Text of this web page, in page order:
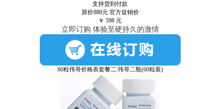
支持货到付款
原价880元 官方促销价
￥ 598 元
立即订购 体验至硬持久的激情
60粒伟哥价格表套餐二:伟哥二瓶(60粒装)